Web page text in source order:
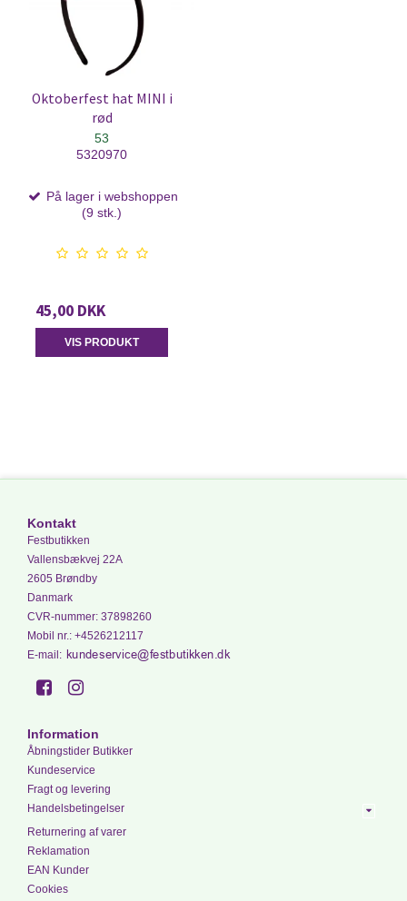
Oktoberfest hat MINI i
rød
53
5320970
På lager i webshoppen
(9 stk.)
45,00 DKK
VIS PRODUKT
Kontakt
Festbutikken
Vallensbækvej 22A
2605 Brøndby
Danmark
CVR-nummer: 37898260
Mobil nr.: +4526212117
E-mail :
Information
Åbningstider Butikker
Kundeservice
Fragt og levering
Handelsbetingelser
Returnering af varer
Reklamation
EAN Kunder
Cookies